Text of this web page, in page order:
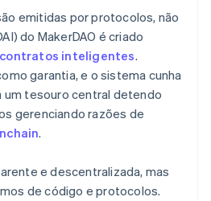
emitidas por protocolos, não
do MakerDAO é criado
contratos inteligentes.
garantia, e o sistema cunha
um tesouro central detendo
gerenciando razões de
.
e descentralizada, mas
de código e protocolos.